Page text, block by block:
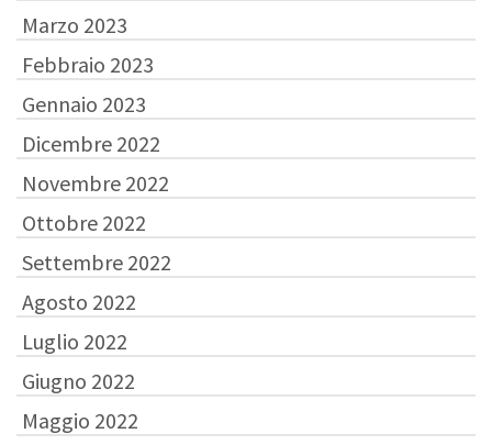
Marzo 2023
Febbraio 2023
Gennaio 2023
Dicembre 2022
Novembre 2022
Ottobre 2022
Settembre 2022
Agosto 2022
Luglio 2022
Giugno 2022
Maggio 2022